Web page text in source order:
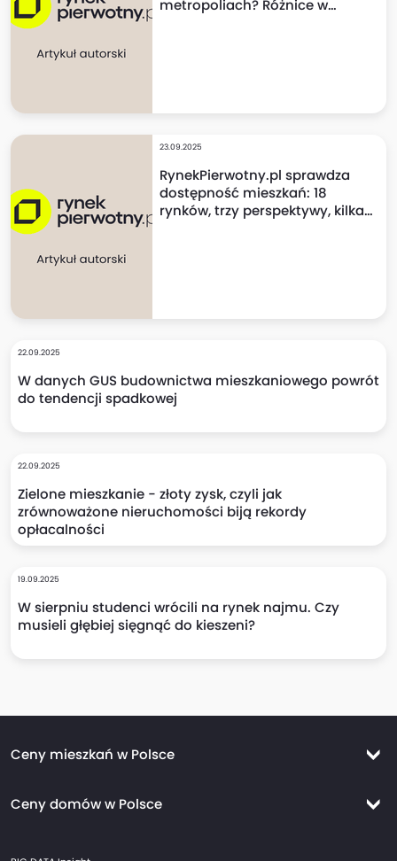
metropoliach? Różnice w
23.09.2025
RynekPierwotny.pl sprawdza
dostępność mieszkań: 18
rynków, trzy perspektywy, kilka
22.09.2025
W danych GUS budownictwa mieszkaniowego powrót
do tendencji spadkowej
22.09.2025
Zielone mieszkanie - złoty zysk, czyli jak
zrównoważone nieruchomości biją rekordy
opłacalności
19.09.2025
W sierpniu studenci wrócili na rynek najmu. Czy
musieli głębiej sięgnąć do kieszeni?
Ceny mieszkań w Polsce
Ceny mieszkań Kraków
Ceny domów w Polsce